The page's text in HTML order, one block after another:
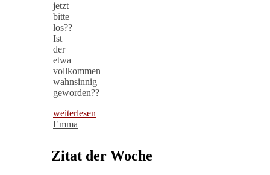
jetzt
bitte
los??
Ist
der
etwa
vollkommen
wahnsinnig
geworden??
weiterlesen
Emma
Zitat der Woche